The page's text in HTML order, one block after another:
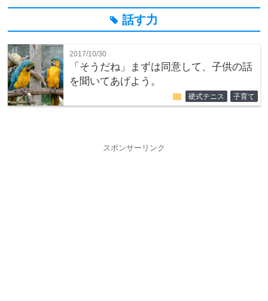
tag 話す力
2017/10/30
「そうだね」まずは同意して、子供の話
を聞いてあげよう。
folder 硬式テニス 子育て
スポンサーリンク